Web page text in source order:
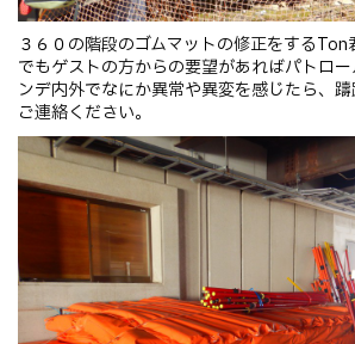
３６０の階段のゴムマットの修正をするTon
でもゲストの方からの要望があればパトロ
ンデ内外でなにか異常や異変を感じたら、
ご連絡ください。